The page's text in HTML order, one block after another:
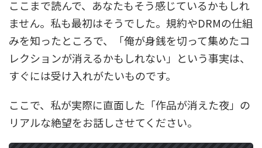
ここまで読んで、あなたもそう感じているかもしれ
ません。私も最初はそうでした。規約やDRMの仕組
みを知ったところで、「俺が身銭を切って集めたコ
レクションが消えるかもしれない」という事実は、
すぐには受け入れがたいものです。
ここで、私が実際に直面した「作品が消えた夜」の
リアルな絶望をお話しさせてください。